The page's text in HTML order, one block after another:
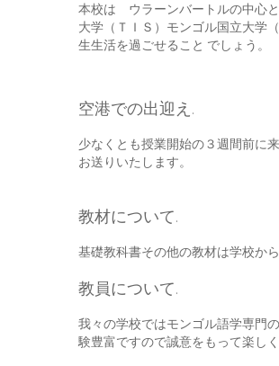
本校は ウラーンバートルの中心
大学（ＴＩＳ）モンゴル国立大
生生活を過ごせること でしょう。
空港での出迎え.
少なくとも授業開始の３週間前に
お送りいたします。
教材について.
基礎教科書その他の教材は学校か
教員について.
我々の学校ではモンゴル語学専門
験豊富ですので誠意をもって楽し